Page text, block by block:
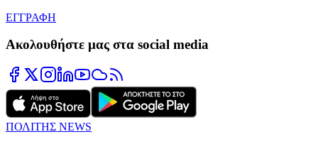
ΕΓΓΡΑΦΗ
Ακολουθήστε μας στα social media
ΠΟΛΙΤΗΣ NEWS